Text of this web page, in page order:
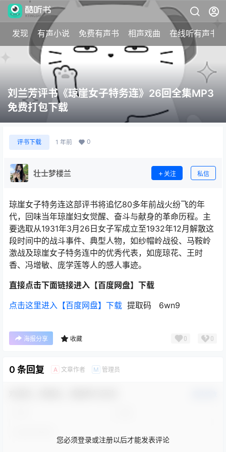
发现 有声小说 免费有声书 相声戏曲 在线听有声书
刘兰芳评书《琼崖女子特务连》26回全集MP3
免费打包下载
评书下载 1 年前 0
壮士梦楼兰 关注 私信
琼崖女子特务连这部评书将追忆80多年前战火纷飞的年
代，回味当年琼崖妇女觉醒、奋斗与献身的革命历程。主
要选取从1931年3月26日女子军成立至1932年12月解散这
段时间中的战斗事件、典型人物，如纱帽岭战役、马鞍岭
激战及琼崖女子特务连中的优秀代表，如庞琼花、王时
香、冯增敏、庞学莲等人的感人事迹。
直接点击下面链接进入【百度网盘】下载
点击这里进入【百度网盘】下载 提取码 6wn9
海报分享 收藏 0 0
0 条回复 A 文章作者 M 管理员
您必须登录或注册以后才能发表评论